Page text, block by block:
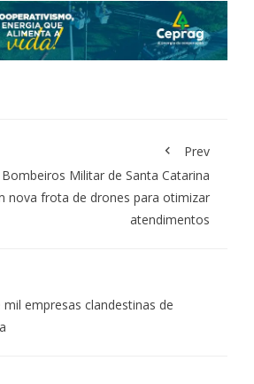
Prev
Militar de Santa Catarina
nova frota de drones para otimizar
atendimentos
mil empresas clandestinas de